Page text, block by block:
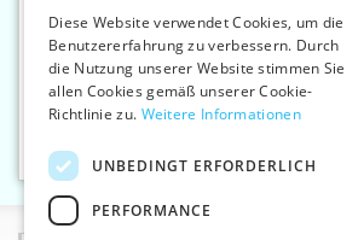
Einlage in
Sicherheitsnadel Gr.4
ENGLISH
Diese Website verwendet Cookies, um die
Benutzererfahrung zu verbessern. Durch
die Nutzung unserer Website stimmen Sie
allen Cookies gemäß unserer Cookie-
Richtlinie zu. Weitere Informationen
UNBEDINGT ERFORDERLICH
PERFORMANCE